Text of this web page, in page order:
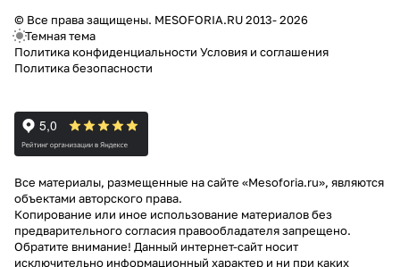
© Все права защищены. MESOFORIA.RU 2013- 2026
Темная тема
Политика конфиденциальности Условия и соглашения
Политика безопасности
Все материалы, размещенные на сайте «Mesoforia.ru», являются
объектами авторского права.
Копирование или иное использование материалов без
предварительного согласия правообладателя запрещено.
Обратите внимание! Данный интернет-сайт носит
исключительно информационный характер и ни при каких